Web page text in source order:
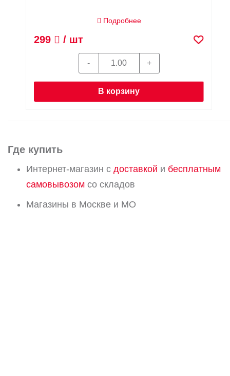
Подробнее
299 / шт
В корзину
Где купить
Интернет-магазин с доставкой и бесплатным
самовывозом со складов
Магазины в Москве и МО